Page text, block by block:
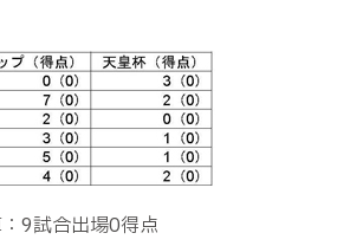
9試合出場0得点